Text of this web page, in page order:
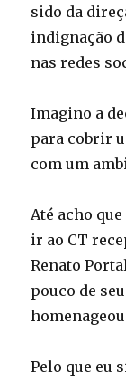
sido da
indignação
nas redes
Imagino a
para cobrir
com um
Até acho
ir ao CT
Renato
pouco de
Pelo que eu